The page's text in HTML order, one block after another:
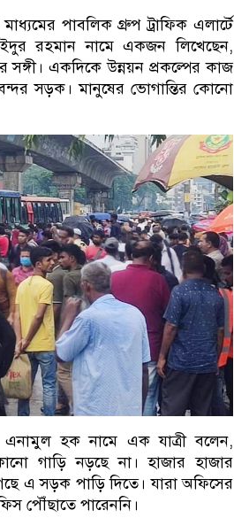
পাবলিক গ্রুপ ট্রাফিক এলার্টে
রহমান নামে একজন লিখেছেন,
সঙ্গী। একদিকে উন্নয়ন প্রকল্পের কাজ
সড়ক। মানুষের ভোগান্তির কোনো
হক নামে এক যাত্রী বলেন,
গাড়ি নড়ছে না। হাজার হাজার
এ সড়ক পাড়ি দিতে। যারা অফিসের
পৌঁছাতে পারেননি।